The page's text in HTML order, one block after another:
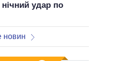
нічний удар по
новин